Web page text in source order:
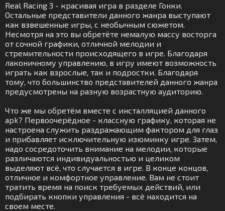
Real Racing 3 - красивая игра в разделе Гонки.
Остальные представители данного жанра выступают
как взвешенные игры, с необычным сюжетом.
Несмотря на это вы обретёте немалую массу восторга
от сочной графики, отличной мелодии и
стремительности происходящего в игре. Благодаря
лаконичному управлению, в игру имеют возможность
играть как взрослые, так и подростки. Благодаря
тому, что большинство представителей данного жанра
предусмотрены на разную возрастную аудиторию.
Что же мы обретём вместе с инсталляцией данного
apk? Первоочерёдное - классную графику, которая не
настроена служить раздражающим фактором для глаз
и прибавляет исключительную изюминку игре. Затем,
надо сосредоточить внимание на мелодии, которые
различаются индивидуальностью и целиком
выделяют всё, что случается в игре. В конце концов,
отличное и комфортное управление. Вам не стоит
тратить время на поиск требуемых действий, или
подбирать кнопки управления - всё находится на
своем месте.